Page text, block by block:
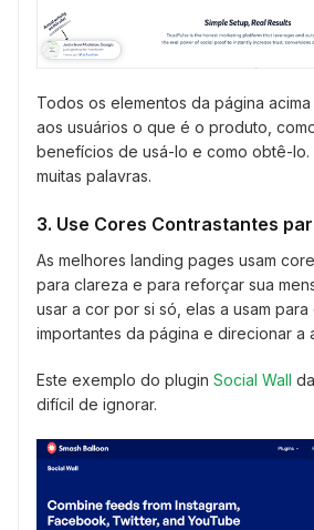
Todos os elementos da página
aos usuários o que é o produto,
benefícios de usá-lo e como obtê-lo.
muitas palavras.
3. Use Cores Contrastantes
As melhores landing pages usam
para clareza e para reforçar sua
usar a cor por si só, elas a usam
importantes da página e direcionar a
Este exemplo do plugin Social Wall
difícil de ignorar.